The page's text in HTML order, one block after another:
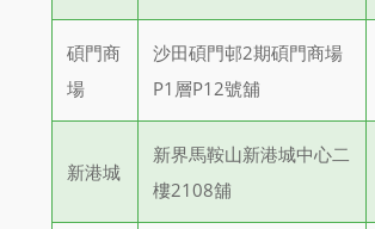
碩門商
場
沙田碩門邨2期碩門商場
P1層P12號舖
新港城
新界馬鞍山新港城中心二
樓2108舖